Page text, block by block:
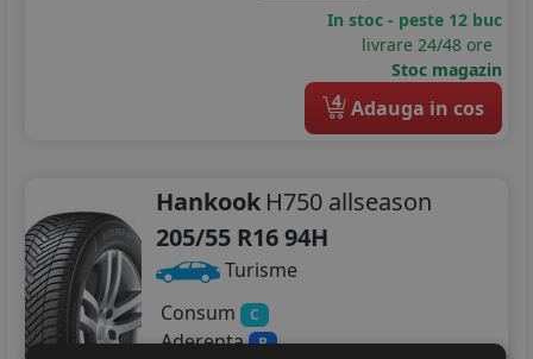
In stoc - peste 12 buc
livrare 24/48 ore
Stoc magazin
4 Adauga in cos
Hankook H750 allseason
205/55 R16 94H
Turisme
Consum
C
Aderenta B